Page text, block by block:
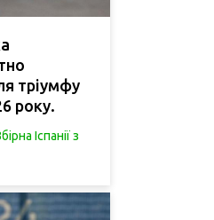
тріумфу
року.
Іспанії з